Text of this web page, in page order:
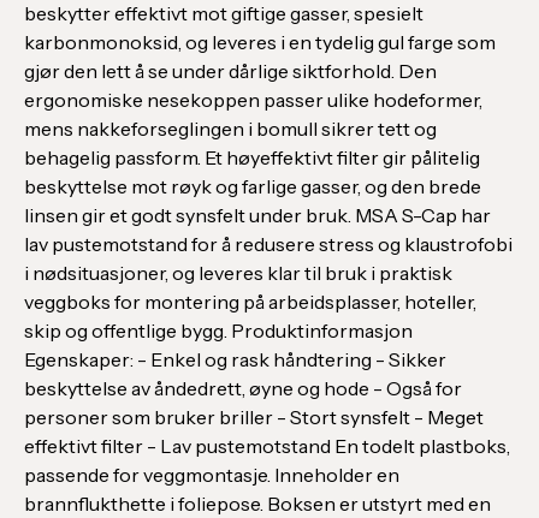
beskytter effektivt mot giftige gasser, spesielt
karbonmonoksid, og leveres i en tydelig gul farge som
gjør den lett å se under dårlige siktforhold. Den
ergonomiske nesekoppen passer ulike hodeformer,
mens nakkeforseglingen i bomull sikrer tett og
behagelig passform. Et høyeffektivt filter gir pålitelig
beskyttelse mot røyk og farlige gasser, og den brede
linsen gir et godt synsfelt under bruk. MSA S-Cap har
lav pustemotstand for å redusere stress og klaustrofobi
i nødsituasjoner, og leveres klar til bruk i praktisk
veggboks for montering på arbeidsplasser, hoteller,
skip og offentlige bygg. Produktinformasjon
Egenskaper: - Enkel og rask håndtering - Sikker
beskyttelse av åndedrett, øyne og hode - Også for
personer som bruker briller - Stort synsfelt - Meget
effektivt filter - Lav pustemotstand En todelt plastboks,
passende for veggmontasje. Inneholder en
brannflukthette i foliepose. Boksen er utstyrt med en